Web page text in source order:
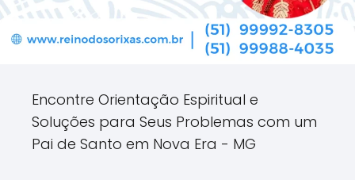
Encontre Orientação Espiritual e
Soluções para Seus Problemas com um
Pai de Santo em Nova Era - MG